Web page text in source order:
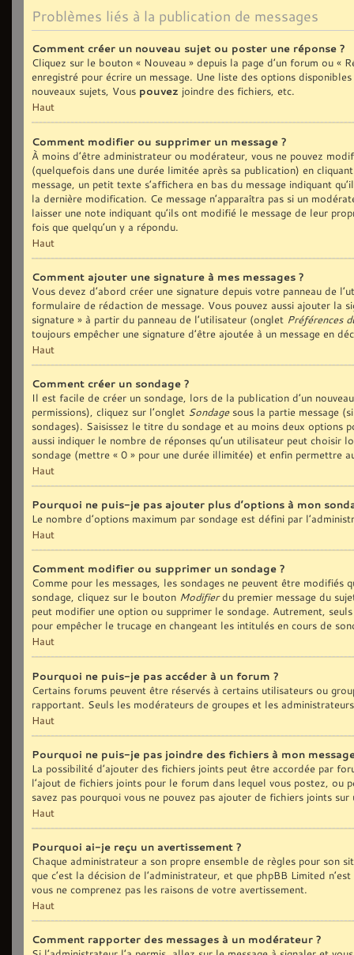
Problèmes liés à la publication de messages
Comment créer un nouveau sujet ou poster une réponse ?
Cliquez sur le bouton « Nouveau » depuis la page d’un forum ou «
enregistré pour écrire un message. Une liste des options
nouveaux sujets, Vous pouvez joindre des fichiers, etc.
Haut
Comment modifier ou supprimer un message ?
À moins d’être administrateur ou modérateur, vous ne pouvez
(quelquefois dans une durée limitée après sa publication) en
message, un petit texte s’affichera en bas du message indiquant
la dernière modification. Ce message n’apparaîtra pas si un
laisser une note indiquant qu’ils ont modifié le message de leur
fois que quelqu’un y a répondu.
Haut
Comment ajouter une signature à mes messages ?
Vous devez d’abord créer une signature depuis votre panneau de
formulaire de rédaction de message. Vous pouvez aussi ajouter la
signature » à partir du panneau de l’utilisateur (onglet Préférences
toujours empêcher une signature d’être ajoutée à un message en
Haut
Comment créer un sondage ?
Il est facile de créer un sondage, lors de la publication d’un
permissions), cliquez sur l’onglet Sondagesous la partie message
sondages). Saisissez le titre du sondage et au moins deux options
aussi indiquer le nombre de réponses qu’un utilisateur peut
sondage (mettre « 0 » pour une durée illimitée) et enfin permettre
Haut
Pourquoi ne puis-je pas ajouter plus d’options à mon
Le nombre d’options maximum par sondage est défini par
Haut
Comment modifier ou supprimer un sondage ?
Comme pour les messages, les sondages ne peuvent être
sondage, cliquez sur le bouton Modifierdu premier message du
peut modifier une option ou supprimer le sondage. Autrement,
pour empêcher le trucage en changeant les intitulés en cours de
Haut
Pourquoi ne puis-je pas accéder à un forum ?
Certains forums peuvent être réservés à certains utilisateurs ou
rapportant. Seuls les modérateurs de groupes et les
Haut
Pourquoi ne puis-je pas joindre des fichiers à mon
La possibilité d’ajouter des fichiers joints peut être accordée par
l’ajout de fichiers joints pour le forum dans lequel vous postez, ou
savez pas pourquoi vous ne pouvez pas ajouter de fichiers joints
Haut
Pourquoi ai-je reçu un avertissement ?
Chaque administrateur a son propre ensemble de règles pour son
que c’est la décision de l’administrateur, et que phpBB Limited
vous ne comprenez pas les raisons de votre avertissement.
Haut
Comment rapporter des messages à un modérateur ?